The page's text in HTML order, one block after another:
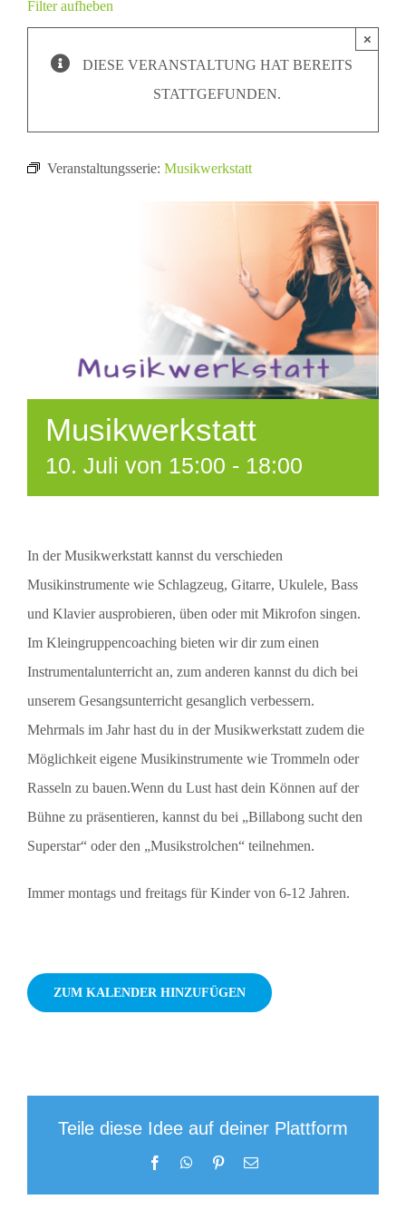
Filter aufheben
DIESE VERANSTALTUNG HAT BEREITS
STATTGEFUNDEN.
×
Veranstaltungsserie: Musikwerkstatt
Musikwerkstatt
10. Juli von 15:00 - 18:00
In der Musikwerkstatt kannst du verschieden
Musikinstrumente wie Schlagzeug, Gitarre, Ukulele, Bass
und Klavier ausprobieren, üben oder mit Mikrofon singen.
Im Kleingruppencoaching bieten wir dir zum einen
Instrumentalunterricht an, zum anderen kannst du dich bei
unserem Gesangsunterricht gesanglich verbessern.
Mehrmals im Jahr hast du in der Musikwerkstatt zudem die
Möglichkeit eigene Musikinstrumente wie Trommeln oder
Rasseln zu bauen.Wenn du Lust hast dein Können auf der
Bühne zu präsentieren, kannst du bei „Billabong sucht den
Superstar“ oder den „Musikstrolchen“ teilnehmen.
Immer montags und freitags für Kinder von 6-12 Jahren.
ZUM KALENDER HINZUFÜGEN
Teile diese Idee auf deiner Plattform
FacebookWhatsApp
Pinterest
E-